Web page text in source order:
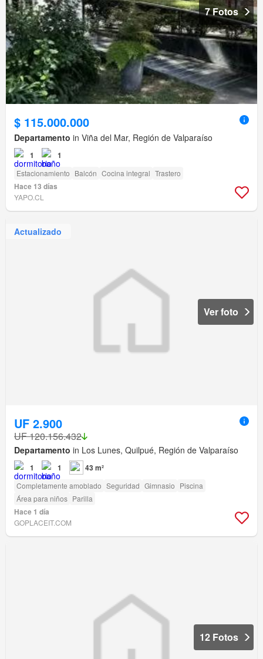
7 Fotos
$ 115.000.000
Departamento in Viña del Mar, Región de Valparaíso
1 1
Estacionamiento Balcón Cocina integral Trastero
Hace 13 días
YAPO.CL
Actualizado
Ver foto
UF 2.900
UF 120.156.432
Departamento in Los Lunes, Quilpué, Región de Valparaíso
1 1 43 m²
Completamente amoblado Seguridad Gimnasio Piscina
Área para niños Parilla
Hace 1 día
GOPLACEIT.COM
12 Fotos